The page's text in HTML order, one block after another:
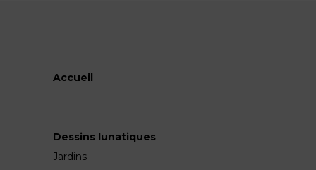
Accueil
Dessins lunatiques
Jardins